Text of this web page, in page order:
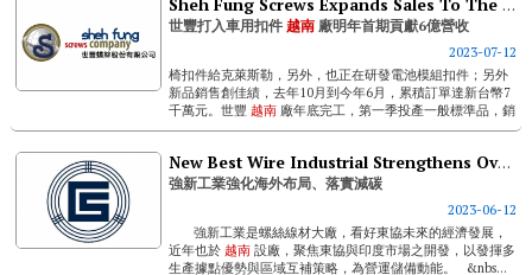
Sheh Fung Screws Expands Sales To The Auto Fastener Supply Chain
世豐打入車用扣件越南 廠明年首期貢獻6億營收
2023-07-12
椅扣件給克萊斯勒，另外，也正在研發電池模組扣件；另外
新品銷售創佳績，去年10月到今年6月，累積訂單達新台幣7
千萬元。世豐 越南 廠年底完工，第一季投產一般標準品，銷
往歐洲，初期每月產能來到600到800噸，估計一年貢獻營收
New Best Wire Industrial Strengthens Overseas Presence And Implements Carbon Reduction
強新工業強化海外布局、落實減碳
2023-06-12
強新工業是螺絲線材大廠，看好東協未來的經濟發展，
近年也於 越南設廠，聚焦東協與印度市場之開發，以發揮多
生產據點優勢與區域互補策略，為營運儲備動能。 &nbs...